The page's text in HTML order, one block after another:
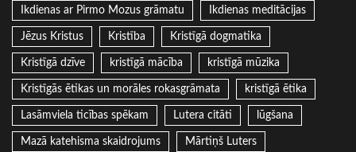
Ikdienas ar Pirmo Mozus grāmatu Ikdienas meditācijas
Jēzus Kristus Kristība Kristīgā dogmatika
Kristīgā dzīve kristīgā mācība kristīgā mūzika
Kristīgās ētikas un morāles rokasgrāmata kristīgā ētika
Lasāmviela ticības spēkam Lutera citāti lūgšana
Mazā katehisma skaidrojums Mārtiņš Luters